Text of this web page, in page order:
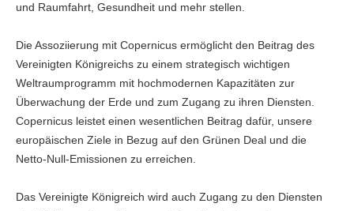
und Raumfahrt, Gesundheit und mehr stellen.
Die Assoziierung mit Copernicus ermöglicht den Beitrag des
Vereinigten Königreichs zu einem strategisch wichtigen
Weltraumprogramm mit hochmodernen Kapazitäten zur
Überwachung der Erde und zum Zugang zu ihren Diensten.
Copernicus leistet einen wesentlichen Beitrag dafür, unsere
europäischen Ziele in Bezug auf den Grünen Deal und die
Netto-Null-Emissionen zu erreichen.
Das Vereinigte Königreich wird auch Zugang zu den Diensten